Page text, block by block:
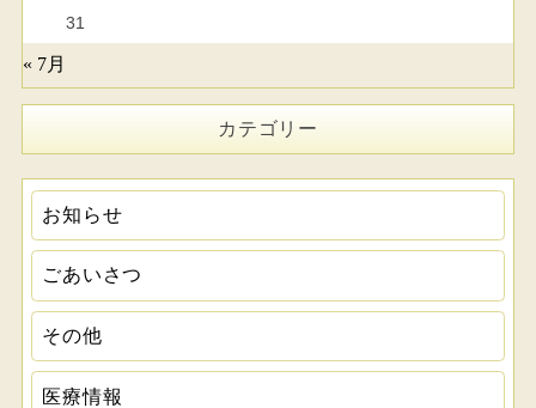
31
« 7月
カテゴリー
お知らせ
ごあいさつ
その他
医療情報